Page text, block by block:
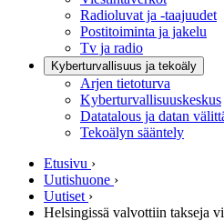
Radioluvat ja -taajuudet
Postitoiminta ja jakelu
Tv ja radio
Kyberturvallisuus ja tekoäly
Arjen tietoturva
Kyberturvallisuuskeskus
Datatalous ja datan
Tekoälyn sääntely
Etusivu ›
Uutishuone ›
Uutiset ›
Helsingissä valvottiin takseja